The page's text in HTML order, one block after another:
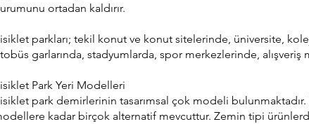
ortadan kaldırır.
parkları; tekil konut ve konut sitelerinde, üniversite,
garlarında, stadyumlarda, spor merkezlerinde, alışveriş
Park Yeri Modelleri
park demirlerinin tasarımsal çok modeli
kadar birçok alternatif mevcuttur. Zemin tipi